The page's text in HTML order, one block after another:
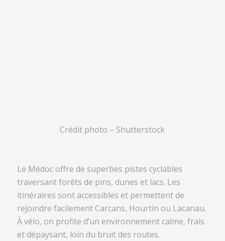
Crédit photo – Shutterstock
Le Médoc offre de superbes pistes cyclables
traversant forêts de pins, dunes et lacs. Les
itinéraires sont accessibles et permettent de
rejoindre facilement Carcans, Hourtin ou Lacanau.
À vélo, on profite d’un environnement calme, frais
et dépaysant, loin du bruit des routes.